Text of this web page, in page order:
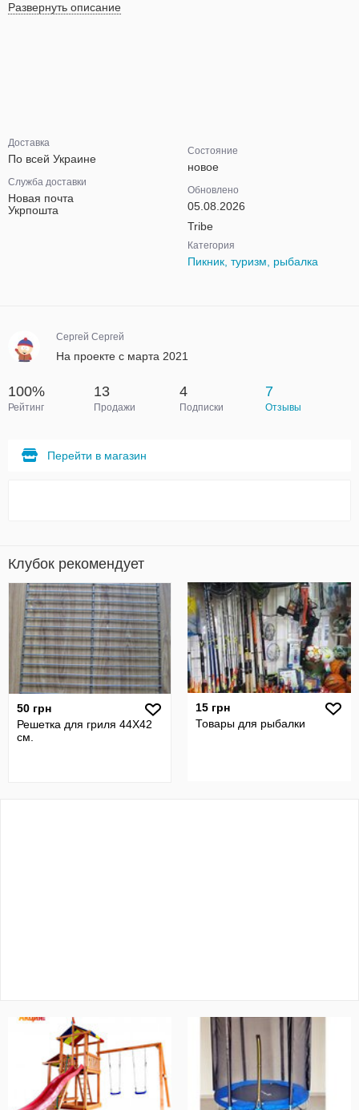
Развернуть описание
Доставка
По всей Украине
Служба доставки
Новая почта
Укрпошта
Состояние
новое
Обновлено
05.08.2026
Tribe
Категория
Пикник, туризм, рыбалка
Сергей Сергей
На проекте с марта 2021
100%
Рейтинг
13
Продажи
4
Подписки
7
Отзывы
Перейти в магазин
Клубок рекомендует
50 грн
Решетка для гриля 44Х42
см.
15 грн
Товары для рыбалки